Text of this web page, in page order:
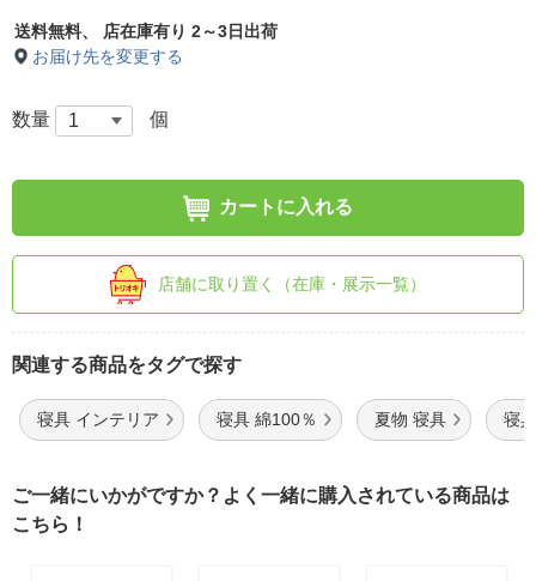
送料無料、
店在庫有り 2～3日出荷
お届け先を変更する
数量 個
カートに入れる
店舗に取り置く（在庫・展示一覧）
関連する商品をタグで探す
寝具 インテリア 寝具 綿100％ 夏物 寝具 寝
ご一緒にいかがですか？よく一緒に購入されている商品は
こちら！